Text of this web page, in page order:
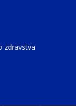
zdravstva